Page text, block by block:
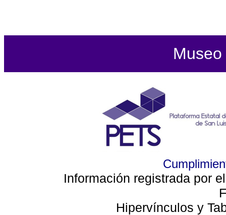
Información registrada por
Hipervínculos y